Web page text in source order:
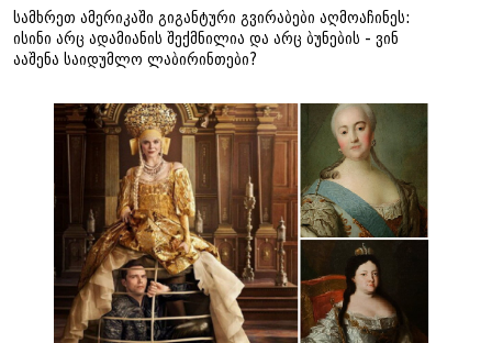
სამხრეთ ამერიკაში გიგანტური გვირაბები აღმოაჩინეს:
ისინი არც ადამიანის შექმნილია და არც ბუნების - ვინ
ააშენა საიდუმლო ლაბირინთები?